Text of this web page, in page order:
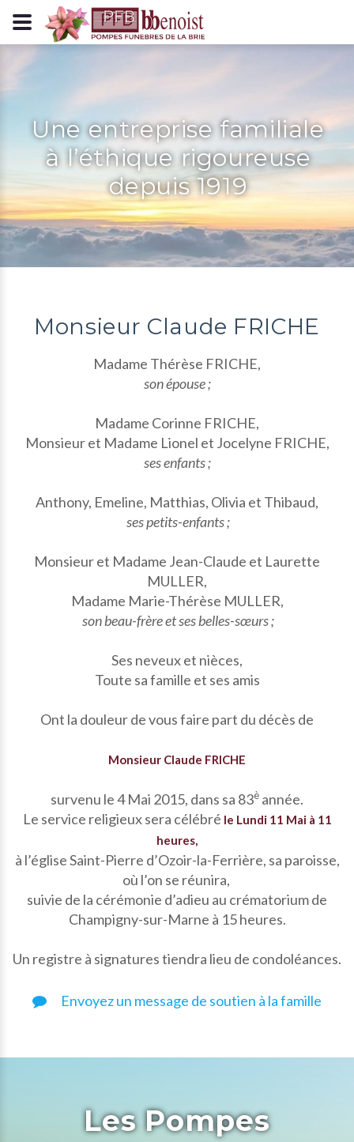
Panneau de gestion des cookies
Une entreprise familiale
à l’éthique rigoureuse
depuis 1919
Monsieur Claude FRICHE
Madame Thérèse FRICHE,
son épouse ;
Madame Corinne FRICHE,
Monsieur et Madame Lionel et Jocelyne FRICHE,
ses enfants ;
Anthony, Emeline, Matthias, Olivia et Thibaud,
ses petits-enfants ;
Monsieur et Madame Jean-Claude et Laurette
MULLER,
Madame Marie-Thérèse MULLER,
son beau-frère et ses belles-sœurs ;
Ses neveux et nièces,
Toute sa famille et ses amis
Ont la douleur de vous faire part du décès de
Monsieur Claude FRICHE
survenu le 4 Mai 2015, dans sa 83è année.
Le service religieux sera célébré le Lundi 11 Mai à 11
heures,
à l’église Saint-Pierre d’Ozoir-la-Ferrière, sa paroisse,
où l’on se réunira,
suivie de la cérémonie d’adieu au crématorium de
Champigny-sur-Marne à 15 heures.
Un registre à signatures tiendra lieu de condoléances.
Envoyez un message de soutien à la famille
Les Pompes